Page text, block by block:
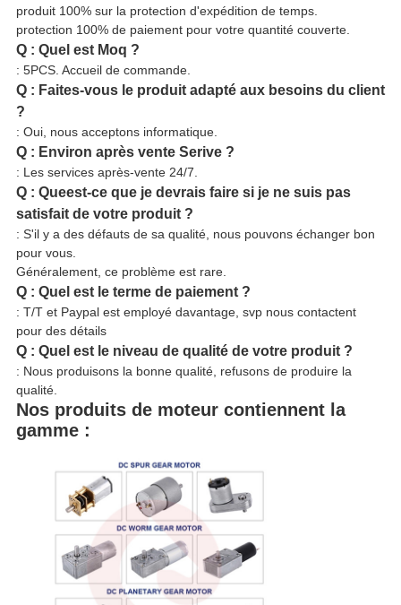
produit 100% sur la protection d'expédition de temps.
protection 100% de paiement pour votre quantité couverte.
Q : Quel est Moq ?
: 5PCS. Accueil de commande.
Q : Faites-vous le produit adapté aux besoins du client
?
: Oui, nous acceptons informatique.
Q : Environ après vente Serive ?
: Les services après-vente 24/7.
Q : Queest-ce que je devrais faire si je ne suis pas
satisfait de votre produit ?
: S'il y a des défauts de sa qualité, nous pouvons échanger bon
pour vous.
Généralement, ce problème est rare.
Q : Quel est le terme de paiement ?
: T/T et Paypal est employé davantage, svp nous contactent
pour des détails
Q : Quel est le niveau de qualité de votre produit ?
: Nous produisons la bonne qualité, refusons de produire la
qualité.
Nos produits de moteur contiennent la
gamme :